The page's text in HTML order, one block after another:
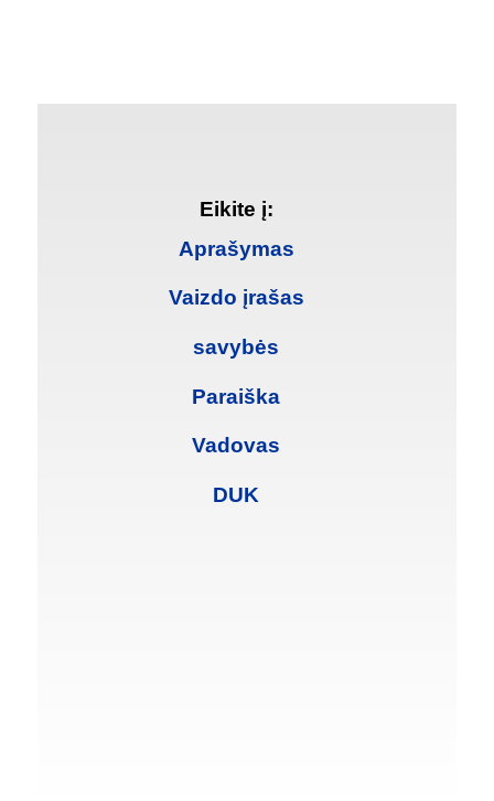
Eikite į:
Aprašymas
Vaizdo įrašas
savybės
Paraiška
Vadovas
DUK